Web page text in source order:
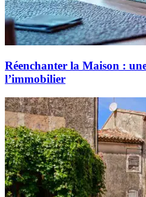
Réenchanter la Maison :
l’immobilier